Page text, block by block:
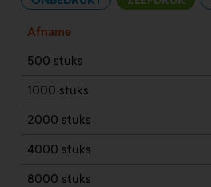
Afname
500 stuks
1000 stuks
2000 stuks
4000 stuks
8000 stuks